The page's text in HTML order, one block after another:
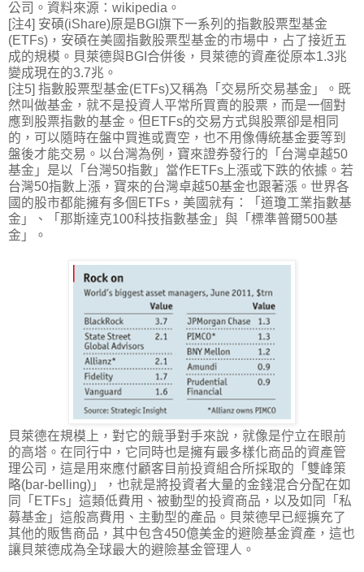
公司。資料來源：wikipedia。
[注4] 安碩(iShare)原是BGI旗下一系列的指數股票型基金
(ETFs)，安碩在美國指數股票型基金的市場中，占了接近五
成的規模。貝萊德與BGI合併後，貝萊德的資產從原本1.3兆
變成現在的3.7兆。
[注5] 指數股票型基金(ETFs)又稱為「交易所交易基金」。既
然叫做基金，就不是投資人平常所買賣的股票，而是一個對
應到股票指數的基金。但ETFs的交易方式與股票卻是相同
的，可以隨時在盤中買進或賣空，也不用像傳統基金要等到
盤後才能交易。以台灣為例，寶來證券發行的「台灣卓越50
基金」是以「台灣50指數」當作ETFs上漲或下跌的依據。若
台灣50指數上漲，寶來的台灣卓越50基金也跟著漲。世界各
國的股市都能擁有多個ETFs，美國就有：「道瓊工業指數基
金」、「那斯達克100科技指數基金」與「標準普爾500基
金」。
貝萊德在規模上，對它的競爭對手來說，就像是佇立在眼前
的高塔。在同行中，它同時也是擁有最多樣化商品的資產管
理公司，這是用來應付顧客目前投資組合所採取的「雙峰策
略(bar-belling)」，也就是將投資者大量的金錢混合分配在如
同「ETFs」這類低費用、被動型的投資商品，以及如同「私
募基金」這般高費用、主動型的產品。貝萊德早已經擴充了
其他的販售商品，其中包含450億美金的避險基金資產，這也
讓貝萊德成為全球最大的避險基金管理人。